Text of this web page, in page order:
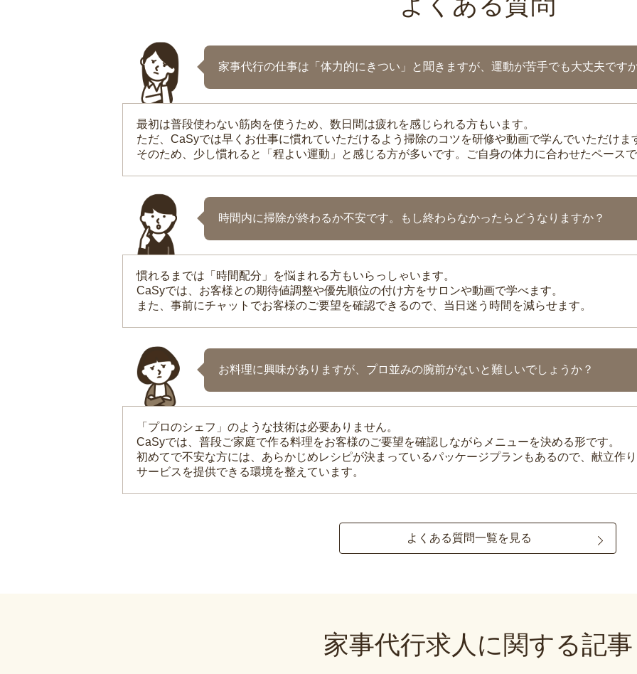
家事代行の仕事は「体力的にきつい」と聞きますが、運動が苦手でも大丈夫です
最初は普段使わない筋肉を使うため、数日間は疲れを感じられる方もいます。
ただ、CaSyでは早くお仕事に慣れていただけるよう掃除のコツを研修や動画で学んでいただけま
そのため、少し慣れると「程よい運動」と感じる方が多いです。ご自身の体力に合わせたペース
時間内に掃除が終わるか不安です。もし終わらなかったらどうなりますか？
慣れるまでは「時間配分」を悩まれる方もいらっしゃいます。
CaSyでは、お客様との期待値調整や優先順位の付け方をサロンや動画で学べます。
また、事前にチャットでお客様のご要望を確認できるので、当日迷う時間を減らせます。
お料理に興味がありますが、プロ並みの腕前がないと難しいでしょうか？
「プロのシェフ」のような技術は必要ありません。
CaSyでは、普段ご家庭で作る料理をお客様のご要望を確認しながらメニューを決める形です。
初めてで不安な方には、あらかじめレシピが決まっているパッケージプランもあるので、献立作
サービスを提供できる環境を整えています。
よくある質問一覧を見る
家事代行求人に関する記事